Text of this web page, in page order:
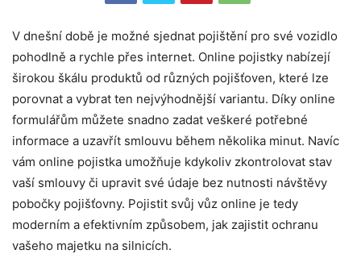
V dnešní době je možné sjednat pojištění pro své vozidlo
pohodlně a rychle přes internet. Online pojistky nabízejí
širokou škálu produktů od různých pojišťoven, které lze
porovnat a vybrat ten nejvýhodnější variantu. Díky online
formulářům můžete snadno zadat veškeré potřebné
informace a uzavřít smlouvu během několika minut. Navíc
vám online pojistka umožňuje kdykoliv zkontrolovat stav
vaší smlouvy či upravit své údaje bez nutnosti návštěvy
pobočky pojišťovny. Pojistit svůj vůz online je tedy
moderním a efektivním způsobem, jak zajistit ochranu
vašeho majetku na silnicích.